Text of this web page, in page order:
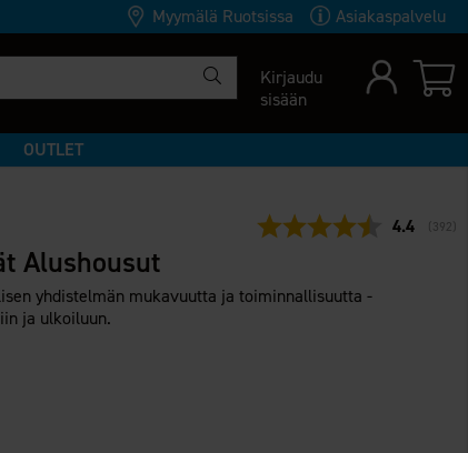
Myymälä Ruotsissa Asiakaspalvelu
Kirjaudu
sisään
OUTLET
4.4 ( 392
Alushousut
yhdistelmän mukavuutta ja toiminnallisuutta -
ja ulkoiluun.